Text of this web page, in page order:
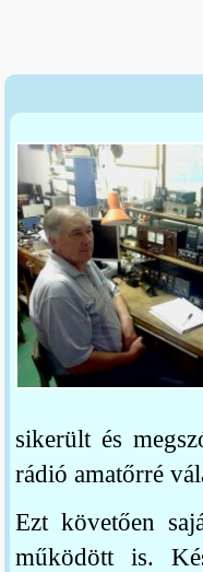
sikerült és
rádió amatőrré
Ezt követően
működött is.